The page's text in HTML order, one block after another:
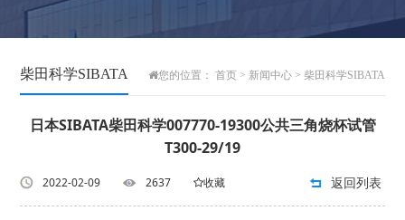
柴田科学SIBATA 您的位置： 首页> 新闻中心> 柴田科学SIBATA
日本SIBATA柴田科学007770-19300公共三角烧杯试管
T300-29/19
2022-02-09 2637 收藏 返回列表